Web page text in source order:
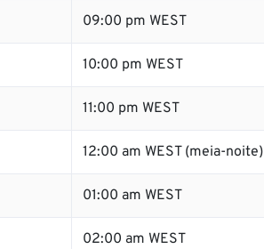
09:00 pm WEST
10:00 pm WEST
11:00 pm WEST
12:00 am WEST (meia-noite)
01:00 am WEST
02:00 am WEST